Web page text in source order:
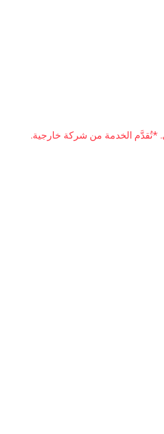
*تُقدَّم الخدمة من شركة خارجية.